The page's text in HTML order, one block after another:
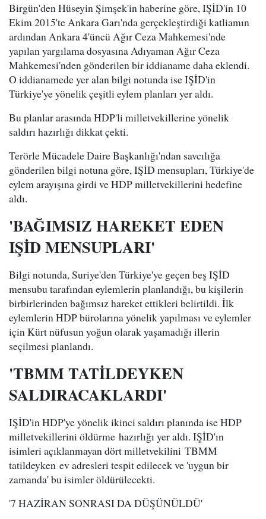
Birgün'den Hüseyin Şimşek'in haberine göre, IŞİD'in 10
Ekim 2015'te Ankara Garı'nda gerçekleştirdiği katliamın
ardından Ankara 4'üncü Ağır Ceza Mahkemesi'nde
yapılan yargılama dosyasına Adıyaman Ağır Ceza
Mahkemesi'nden gönderilen bir iddianame daha eklendi.
O iddianamede yer alan bilgi notunda ise IŞİD'in
Türkiye'ye yönelik çeşitli eylem planları yer aldı.
Bu planlar arasında HDP'li milletvekillerine yönelik
saldırı hazırlığı dikkat çekti.
Terörle Mücadele Daire Başkanlığı'ndan savcılığa
gönderilen bilgi notuna göre, IŞİD mensupları, Türkiye'de
eylem arayışına girdi ve HDP milletvekillerini hedefine
aldı.
'BAĞIMSIZ HAREKET EDEN
IŞİD MENSUPLARI'
Bilgi notunda, Suriye'den Türkiye'ye geçen beş IŞİD
mensubu tarafından eylemlerin planlandığı, bu kişilerin
birbirlerinden bağımsız hareket ettikleri belirtildi. İlk
eylemlerin HDP bürolarına yönelik yapılması ve eylemler
için Kürt nüfusun yoğun olarak yaşamadığı illerin
seçilmesi planlandı.
'TBMM TATİLDEYKEN
SALDIRACAKLARDI'
IŞİD'in HDP'ye yönelik ikinci saldırı planında ise HDP
milletvekillerini öldürme hazırlığı yer aldı. IŞİD'ın
isimleri açıklanmayan dört milletvekilini TBMM
tatildeyken ev adresleri tespit edilecek ve 'uygun bir
zamanda' bu isimler öldürülecekti.
'7 HAZİRAN SONRASI DA DÜŞÜNÜLDÜ'